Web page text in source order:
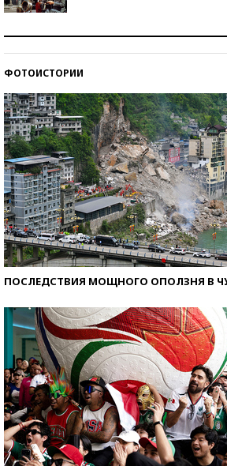
ФОТОИСТОРИИ
ПОСЛЕДСТВИЯ МОЩНОГО ОПОЛЗНЯ В